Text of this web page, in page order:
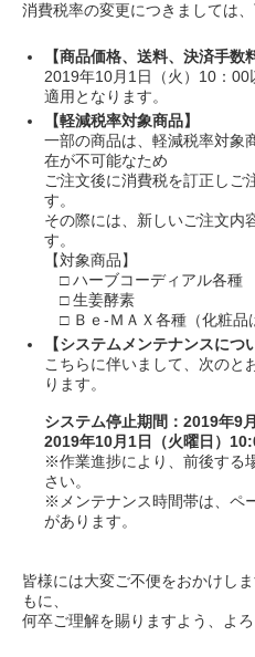
消費税率の変更につきましては
【商品価格、送料、決済手数
2019年10月1日（火）10：
適用となります。
【軽減税率対象商品】
一部の商品は、軽減税率対象
在が不可能なため
ご注文後に消費税を訂正しご
す。
その際には、新しいご注文内
す。
【対象商品】
□ ハーブコーディアル各種
□ 生姜酵素
□ Ｂｅ-ＭＡＸ各種（化粧品
【システムメンテナンスにつ
こちらに伴いまして、次のと
ります。
システム停止期間：2019年9
2019年10月1日（火曜日）
※作業進捗により、前後する
さい。
※メンテナンス時間帯は、ペ
があります。
皆様には大変ご不便をおかけし
もに、
何卒ご理解を賜りますよう、よ